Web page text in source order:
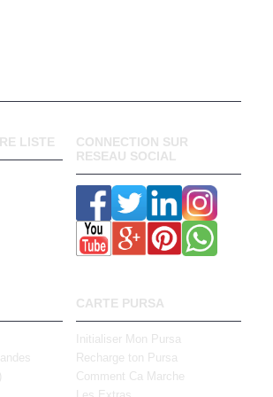
LISTE
CONNECTION SUR
RESEAU SOCIAL
)
CARTE PURSA
Initialiser Mon Pursa
Recharge ton Pursa
Comment Ca Marche